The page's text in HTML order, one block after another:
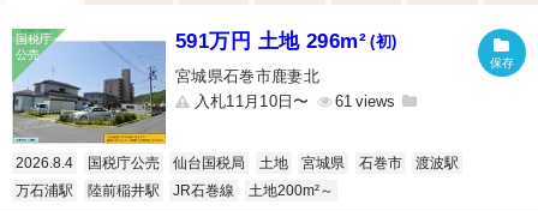
591万円 土地 296m² (初)
宮城県石巻市鹿妻北
入札11月10日〜
61
2026.8.4 国税庁公売 仙台国税局 土地 宮城県 石巻市
渡波駅
万石浦駅
陸前稲井駅 JR石巻線 土地200m²～